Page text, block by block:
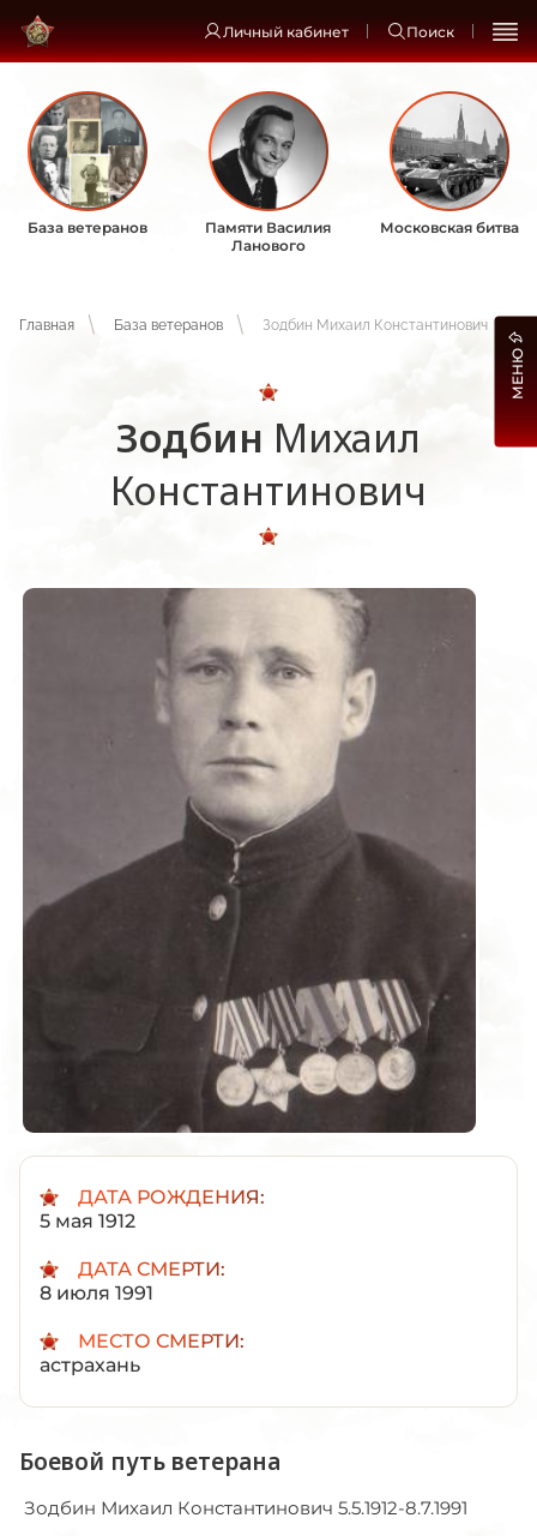
Личный кабинет Поиск
База ветеранов
Памяти Василия
Ланового
Московская битва
Главная База ветеранов Зодбин Михаил Константинович
Зодбин Михаил
Константинович
ДАТА РОЖДЕНИЯ:
5 мая 1912
ДАТА СМЕРТИ:
8 июля 1991
МЕСТО СМЕРТИ:
астрахань
Боевой путь ветерана
Зодбин Михаил Константинович 5.5.1912-8.7.1991
МЕНЮ